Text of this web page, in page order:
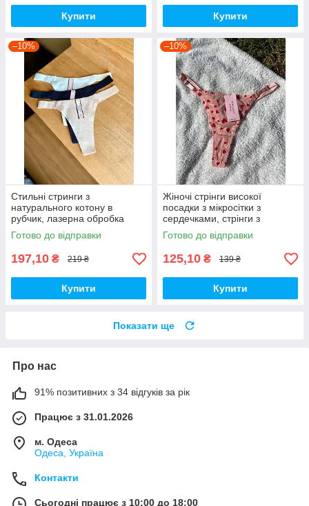
Купити Купити
–10%
Стильні стринги з
натурального котону в
рубчик, лазерна обробка
країв набір 3 шт
Готово до відправки
197,10 ₴ 219 ₴
Купити
–10%
Жіночі стрінги високої
посадки з мікросітки з
сердечками, стрінги з
регуляторами на шлейках,
прозорі стрінги 1 шт
Готово до відправки
125,10 ₴ 139 ₴
Купити
Показати ще
Про нас
91% позитивних з 34 відгуків за рік
Працює з 31.01.2026
м. Одеса
Одеса, Україна
Контакти
Сьогодні працює з 10:00 до 18:00